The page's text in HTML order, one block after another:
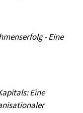
- Eine
Eine